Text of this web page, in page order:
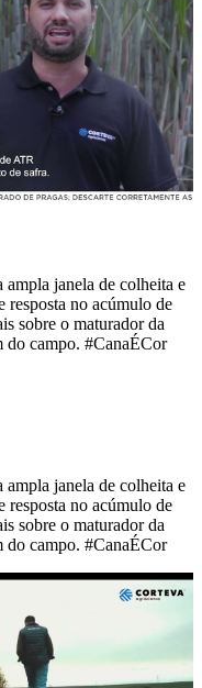
janela de colheita e
resposta no acúmulo de
sobre o maturador da
do campo. #CanaÉCor
janela de colheita e
resposta no acúmulo de
sobre o maturador da
do campo. #CanaÉCor